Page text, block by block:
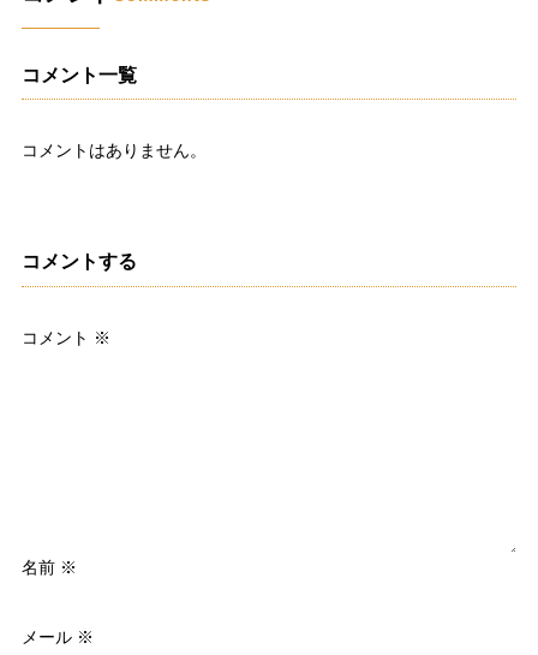
コメント一覧
コメントはありません。
コメントする
コメント ※
名前 ※
メール ※